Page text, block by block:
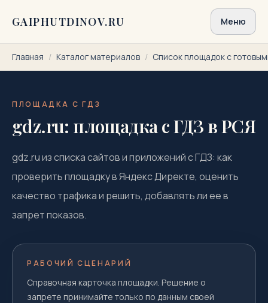
GAIPHUTDINOV.RU Меню
Главная / Каталог материалов / Список площадок с
ПЛОЩАДКА С ГДЗ
gdz.ru: площадка с ГДЗ в РСЯ
gdz.ru из списка сайтов и приложений с ГДЗ: как
проверить площадку в Яндекс Директе, оценить
качество трафика и решить, добавлять ли ее в
запрет показов.
РАБОЧИЙ СЦЕНАРИЙ
Справочная карточка площадки. Решение о
запрете принимайте только по данным своей